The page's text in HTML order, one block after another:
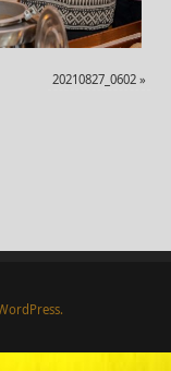
20210827_0602 »